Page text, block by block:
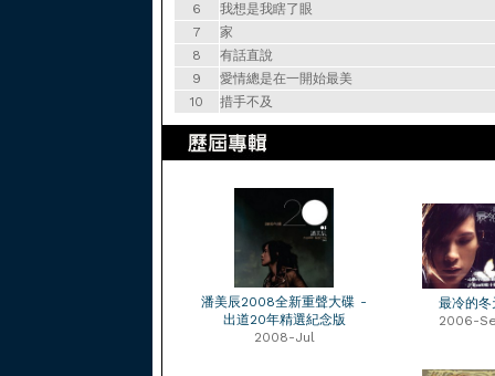
6
我想是我瞎了眼
7
家
8
有話直說
9
愛情總是在一開始最美
10
措手不及
潘美辰2008全新重聲大碟 -
出道20年精選紀念版
2008-Jul
最冷的冬
2006-